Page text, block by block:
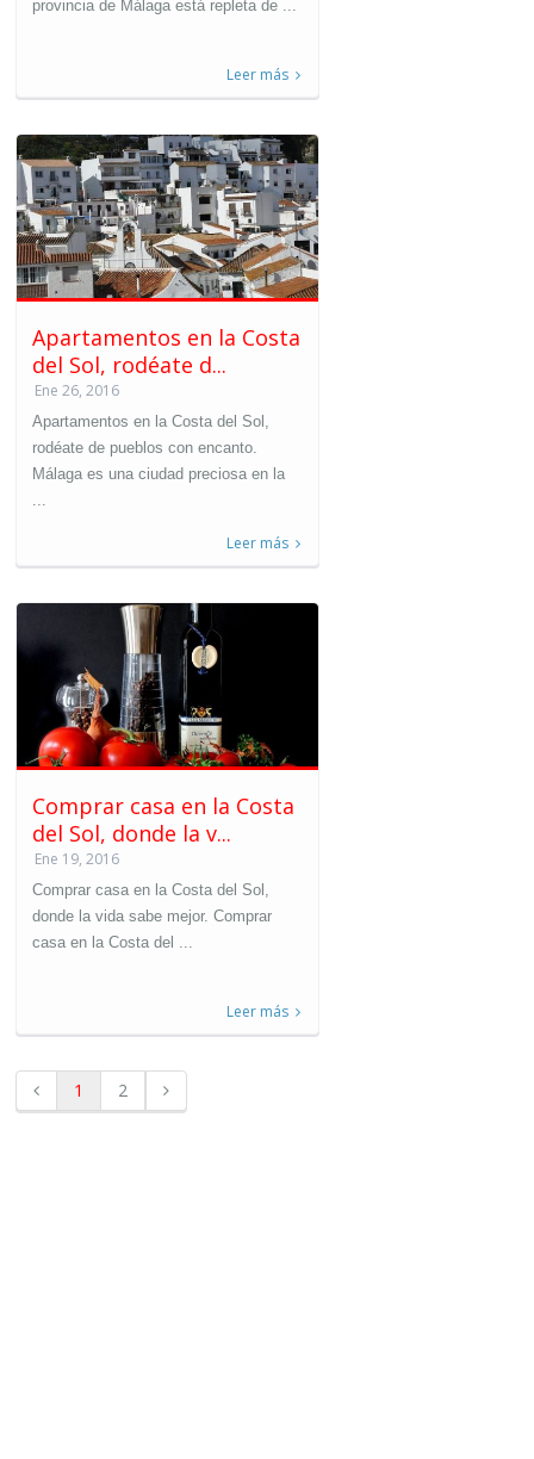
provincia de Málaga está repleta de ...
Leer más
Apartamentos en la Costa
del Sol, rodéate d...
Ene 26, 2016
Apartamentos en la Costa del Sol,
rodéate de pueblos con encanto.
Málaga es una ciudad preciosa en la
Leer más
Comprar casa en la Costa
del Sol, donde la v...
Ene 19, 2016
Comprar casa en la Costa del Sol,
donde la vida sabe mejor. Comprar
casa en la Costa del ...
Leer más
1 2